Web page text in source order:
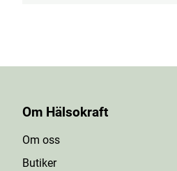
Om Hälsokraft
Om oss
Butiker